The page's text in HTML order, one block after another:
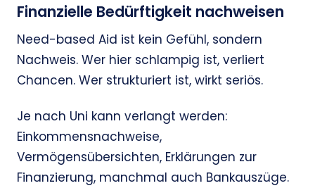
Finanzielle Bedürftigkeit nachweisen
Need-based Aid ist kein Gefühl, sondern
Nachweis. Wer hier schlampig ist, verliert
Chancen. Wer strukturiert ist, wirkt seriös.
Je nach Uni kann verlangt werden:
Einkommensnachweise,
Vermögensübersichten, Erklärungen zur
Finanzierung, manchmal auch Bankauszüge.